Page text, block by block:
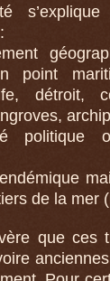
point
détroit,
politique
de la mer
que ces